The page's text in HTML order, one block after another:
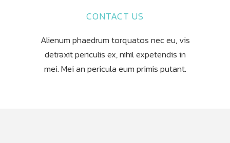
CONTACT US
Alienum phaedrum torquatos nec eu, vis
detraxit periculis ex, nihil expetendis in
mei. Mei an pericula eum primis putant.